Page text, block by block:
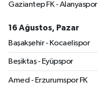
Gaziantep FK - Alanyaspor
16 Ağustos, Pazar
Başakşehir - Kocaelispor
Beşiktaş - Eyüpspor
Amed - Erzurumspor FK